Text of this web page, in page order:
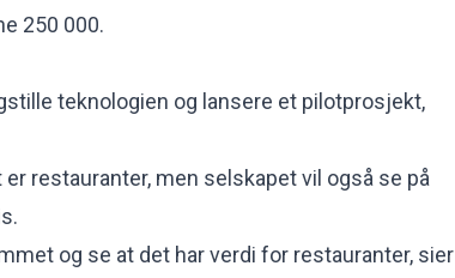
250 000.
teknologien og lansere et pilotprosjekt,
restauranter, men selskapet vil også se på
og se at det har verdi for restauranter, sier